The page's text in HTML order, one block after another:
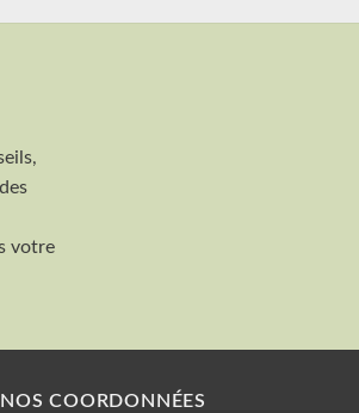
votre
NOS COORDONNÉES